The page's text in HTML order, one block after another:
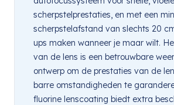
scherpstelprestaties, en met een
scherpstelafstand van slechts 20
ups maken wanneer je maar wilt.
van de lens is een betrouwbare
ontwerp om de prestaties van de
barre omstandigheden te
fluorine lenscoating biedt extra